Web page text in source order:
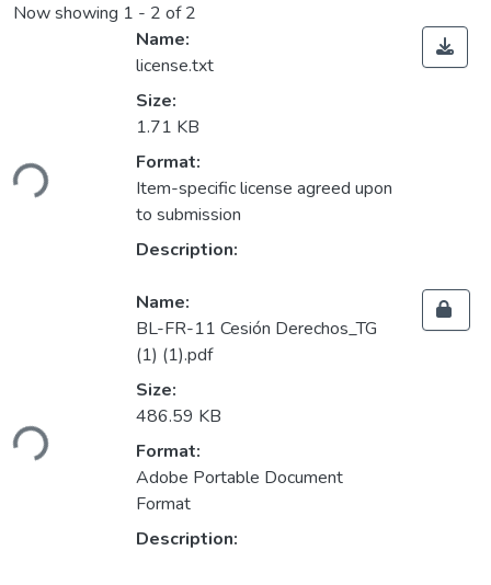
Now showing 1 - 2 of 2
Name:
license.txt
Size:
1.71 KB
Format:
Item-specific license agreed upon
to submission
Description:
Name:
BL-FR-11 Cesión Derechos_TG
(1) (1).pdf
Size:
486.59 KB
Format:
Adobe Portable Document
Format
Description: